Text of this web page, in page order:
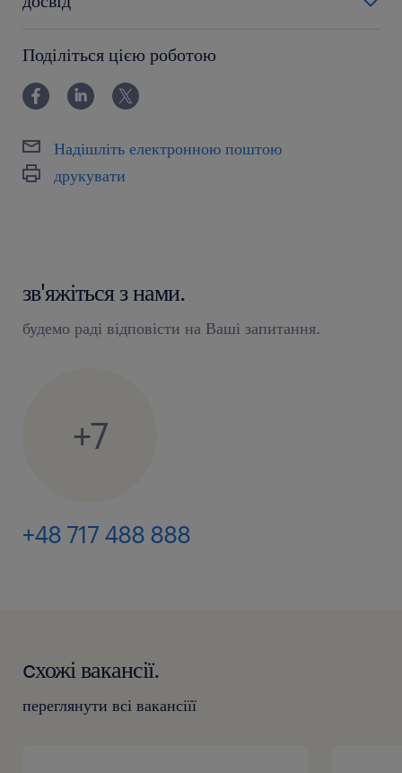
Поділіться цією роботою
Надішліть електронною поштою
друкувати
зв'яжіться з нами.
будемо раді відповісти на Ваші запитання.
+7
+48 717 488 888
cхожі вакансії.
переглянути всі вакансіїї